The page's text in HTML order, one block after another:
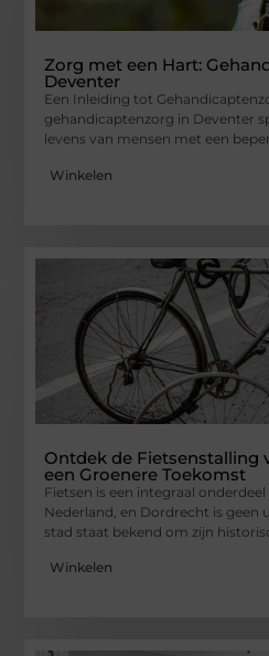
Zorg met een Hart:
Deventer
Een Inleiding tot
gehandicaptenzorg in Deventer
levens van mensen met een
Winkelen
Ontdek de Fietsenstalling
een Groenere Toekomst
Fietsen is een integraal
Nederland, en Dordrecht is geen
stad staat bekend om zijn
Winkelen